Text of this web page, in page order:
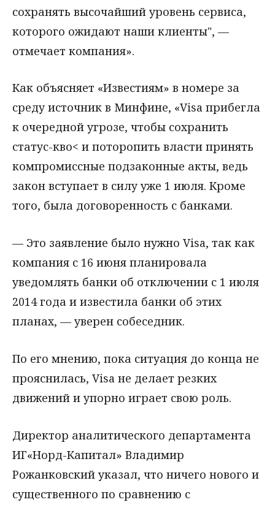
сохранять высочайший уровень сервиса,
которого ожидают наши клиенты", —
отмечает компания».
Как объясняет «Известиям» в номере за
среду источник в Минфине, «Visa прибегла
к очередной угрозе, чтобы сохранить
статус-кво< и поторопить власти принять
компромиссные подзаконные акты, ведь
закон вступает в силу уже 1 июля. Кроме
того, была договоренность с банками.
— Это заявление было нужно Visa, так как
компания с 16 июня планировала
уведомлять банки об отключении с 1 июля
2014 года и известила банки об этих
планах, — уверен собеседник.
По его мнению, пока ситуация до конца не
прояснилась, Visa не делает резких
движений и упорно играет свою роль.
Директор аналитического департамента
ИГ«Норд-Капитал» Владимир
Рожанковский указал, что ничего нового и
существенного по сравнению с